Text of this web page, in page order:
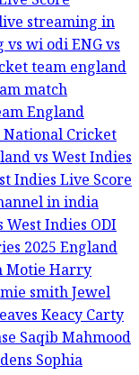
streaming in
vs wi odiENG vs
teamengland
match
England
National Cricket
vs West Indies
Indies Live Score
in india
West Indies ODI
2025England
MotieHarry
smithJewel
Keacy Carty
Saqib Mahmood
Sophia